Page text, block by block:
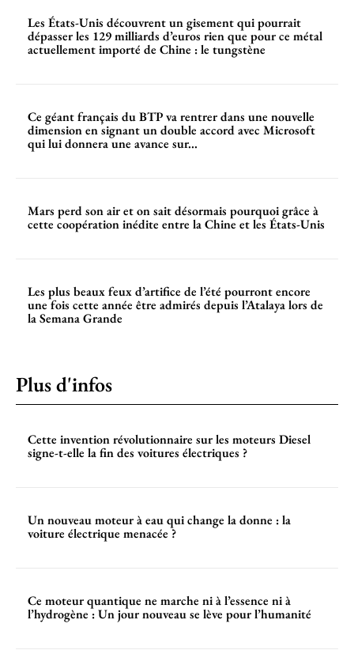
Les États-Unis découvrent un gisement qui pourrait
dépasser les 129 milliards d’euros rien que pour ce métal
actuellement importé de Chine : le tungstène
Ce géant français du BTP va rentrer dans une nouvelle
dimension en signant un double accord avec Microsoft
qui lui donnera une avance sur...
Mars perd son air et on sait désormais pourquoi grâce à
cette coopération inédite entre la Chine et les États-Unis
Les plus beaux feux d’artifice de l’été pourront encore
une fois cette année être admirés depuis l’Atalaya lors de
la Semana Grande
Plus d'infos
Cette invention révolutionnaire sur les moteurs Diesel
signe-t-elle la fin des voitures électriques ?
Un nouveau moteur à eau qui change la donne : la
voiture électrique menacée ?
Ce moteur quantique ne marche ni à l’essence ni à
l’hydrogène : Un jour nouveau se lève pour l’humanité